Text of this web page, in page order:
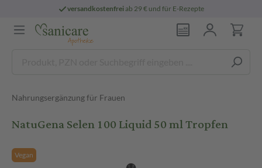
versandkostenfreiab 29 € und für E-Rezepte
Nahrungsergänzung für Frauen
NatuGena Selen 100 Liquid 50 ml Tropfen
Vegan